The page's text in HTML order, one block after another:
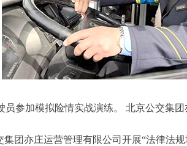
员参加模拟险情实战演练。 北京公交集
亦庄运营管理有限公司开展“法律法规